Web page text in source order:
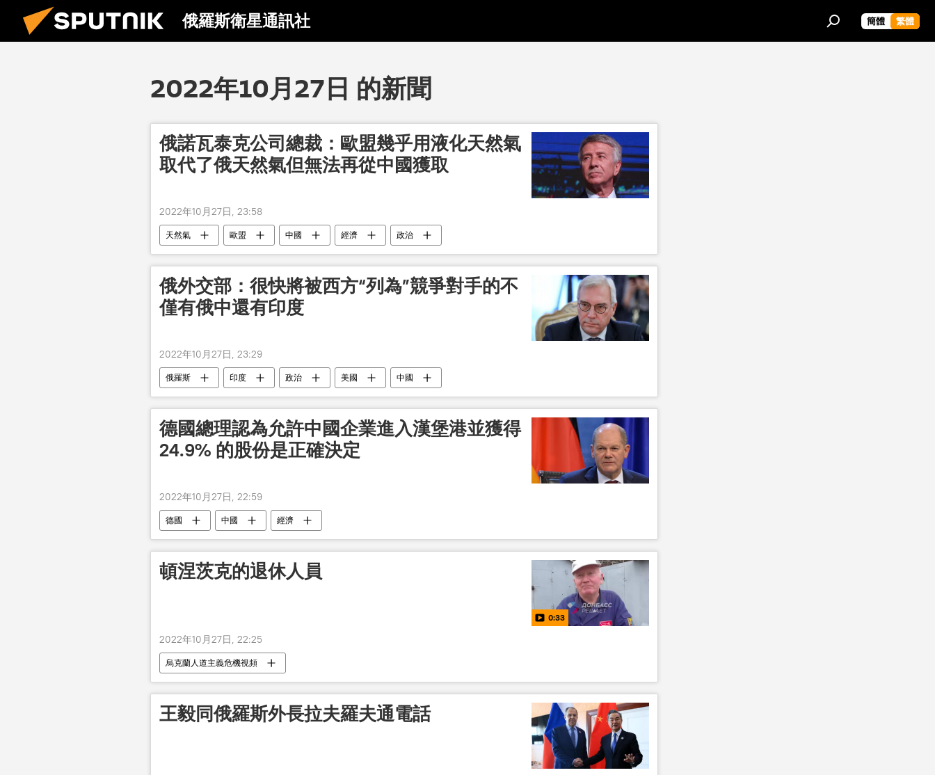
俄羅斯衛星通訊社 簡體 繁體
2022年10月27日 的新聞
俄諾瓦泰克公司總裁：歐盟幾乎用液化天然氣
取代了俄天然氣但無法再從中國獲取
2022年10月27日, 23:58
天然氣 歐盟 中國 經濟 政治
俄外交部：很快將被西方“列為”競爭對手的不
僅有俄中還有印度
2022年10月27日, 23:29
俄羅斯 印度 政治 美國 中國
德國總理認為允許中國企業進入漢堡港並獲得
24.9% 的股份是正確決定
2022年10月27日, 22:59
德國 中國 經濟
頓涅茨克的退休人員
0:33
2022年10月27日, 22:25
烏克蘭人道主義危機視頻
王毅同俄羅斯外長拉夫羅夫通電話